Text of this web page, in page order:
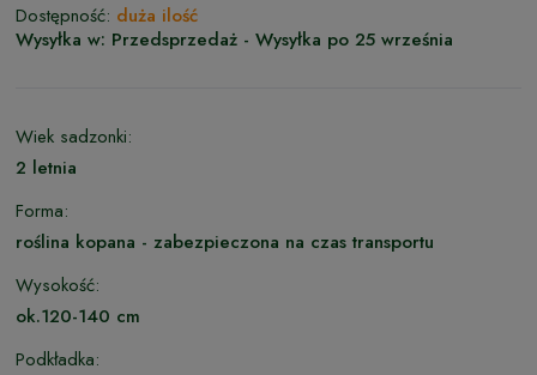
Dostępność: duża ilość
Wysyłka w: Przedsprzedaż - Wysyłka po 25 września
Wiek sadzonki:
2 letnia
Forma:
roślina kopana - zabezpieczona na czas transportu
Wysokość:
ok.120-140 cm
Podkładka: